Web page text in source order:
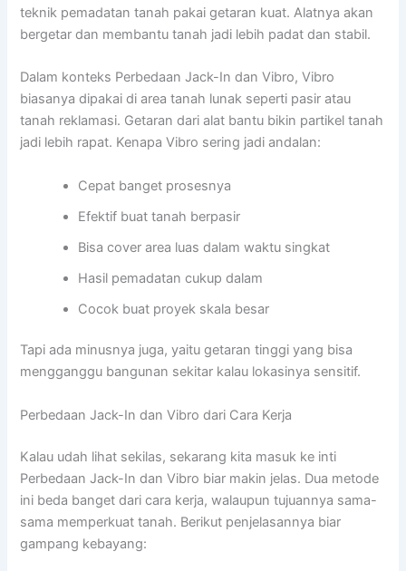
teknik pemadatan tanah pakai getaran kuat. Alatnya akan
bergetar dan membantu tanah jadi lebih padat dan stabil.
Dalam konteks Perbedaan Jack-In dan Vibro, Vibro
biasanya dipakai di area tanah lunak seperti pasir atau
tanah reklamasi. Getaran dari alat bantu bikin partikel tanah
jadi lebih rapat. Kenapa Vibro sering jadi andalan:
Cepat banget prosesnya
Efektif buat tanah berpasir
Bisa cover area luas dalam waktu singkat
Hasil pemadatan cukup dalam
Cocok buat proyek skala besar
Tapi ada minusnya juga, yaitu getaran tinggi yang bisa
mengganggu bangunan sekitar kalau lokasinya sensitif.
Perbedaan Jack-In dan Vibro dari Cara Kerja
Kalau udah lihat sekilas, sekarang kita masuk ke inti
Perbedaan Jack-In dan Vibro biar makin jelas. Dua metode
ini beda banget dari cara kerja, walaupun tujuannya sama-
sama memperkuat tanah. Berikut penjelasannya biar
gampang kebayang: